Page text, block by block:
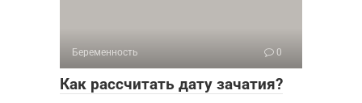
Беременность 0
Как рассчитать дату зачатия?